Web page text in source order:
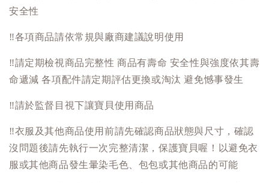
安全性
‼️各項商品請依常規與廠商建議說明使用
‼️請定期檢視商品完整性 商品有壽命 安全性與強度依其壽
命遞減 各項配件請定期評估更換或淘汰 避免憾事發生
‼️請於監督目視下讓寶貝使用商品
‼️衣服及其他商品使用前請先確認商品狀態與尺寸，確認
沒問題後請先執行一次完整清潔，保護寶貝喔！以避免衣
服或其他商品發生暈染毛色、包包或其他商品的可能